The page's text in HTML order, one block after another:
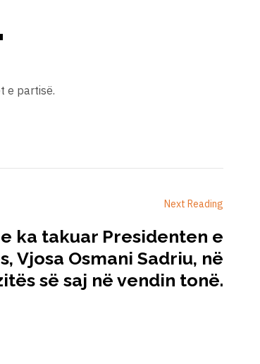
e partisë.
Next Reading
ka takuar Presidenten e
Vjosa Osmani Sadriu, në
së saj në vendin tonë.